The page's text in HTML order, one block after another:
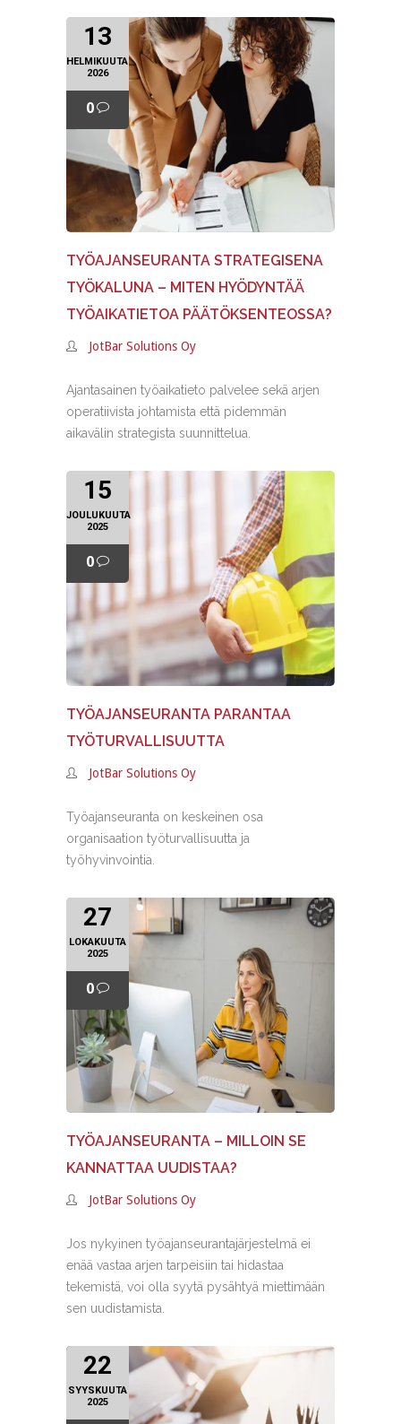
13
HELMIKUUTA
2026
0
TYÖAJANSEURANTA STRATEGISENA
TYÖKALUNA – MITEN HYÖDYNTÄÄ
TYÖAIKATIETOA PÄÄTÖKSENTEOSSA?
JotBar Solutions Oy
Ajantasainen työaikatieto palvelee sekä arjen
operatiivista johtamista että pidemmän
aikavälin strategista suunnittelua.
15
JOULUKUUTA
2025
0
TYÖAJANSEURANTA PARANTAA
TYÖTURVALLISUUTTA
JotBar Solutions Oy
Työajanseuranta on keskeinen osa
organisaation työturvallisuutta ja
työhyvinvointia.
27
LOKAKUUTA
2025
0
TYÖAJANSEURANTA – MILLOIN SE
KANNATTAA UUDISTAA?
JotBar Solutions Oy
Jos nykyinen työajanseurantajärjestelmä ei
enää vastaa arjen tarpeisiin tai hidastaa
tekemistä, voi olla syytä pysähtyä miettimään
sen uudistamista.
22
SYYSKUUTA
2025